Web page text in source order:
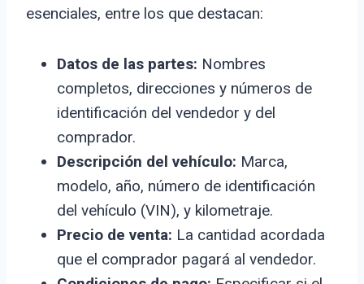
esenciales, entre los que destacan:
Datos de las partes: Nombres
completos, direcciones y números de
identificación del vendedor y del
comprador.
Descripción del vehículo: Marca,
modelo, año, número de identificación
del vehículo (VIN), y kilometraje.
Precio de venta: La cantidad acordada
que el comprador pagará al vendedor.